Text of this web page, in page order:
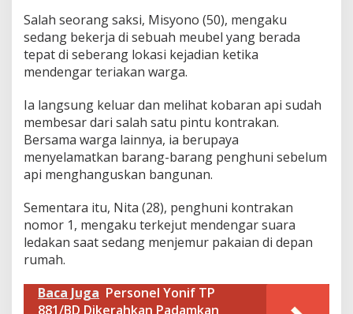
Salah seorang saksi, Misyono (50), mengaku
sedang bekerja di sebuah meubel yang berada
tepat di seberang lokasi kejadian ketika
mendengar teriakan warga.
Ia langsung keluar dan melihat kobaran api sudah
membesar dari salah satu pintu kontrakan.
Bersama warga lainnya, ia berupaya
menyelamatkan barang-barang penghuni sebelum
api menghanguskan bangunan.
Sementara itu, Nita (28), penghuni kontrakan
nomor 1, mengaku terkejut mendengar suara
ledakan saat sedang menjemur pakaian di depan
rumah.
Baca Juga Personel Yonif TP
881/BD Dikerahkan Padamkan